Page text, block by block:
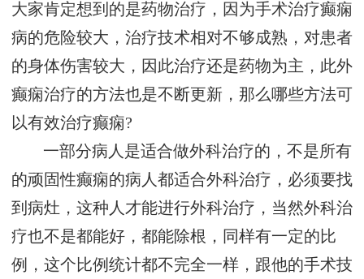
大家肯定想到的是药物治疗，因为手术治疗癫痫
病的危险较大，治疗技术相对不够成熟，对患者
的身体伤害较大，因此治疗还是药物为主，此外
癫痫治疗的方法也是不断更新，那么哪些方法可
以有效治疗癫痫?
一部分病人是适合做外科治疗的，不是所有
的顽固性癫痫的病人都适合外科治疗，必须要找
到病灶，这种人才能进行外科治疗，当然外科治
疗也不是都能好，都能除根，同样有一定的比
例，这个比例统计都不完全一样，跟他的手术技